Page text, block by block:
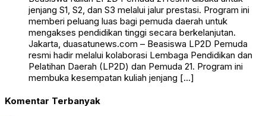
jenjang S1, S2, dan S3 melalui jalur prestasi. Program ini
memberi peluang luas bagi pemuda daerah untuk
mengakses pendidikan tinggi secara berkelanjutan.
Jakarta, duasatunews.com – Beasiswa LP2D Pemuda
resmi hadir melalui kolaborasi Lembaga Pendidikan dan
Pelatihan Daerah (LP2D) dan Pemuda 21. Program ini
membuka kesempatan kuliah jenjang […]
Komentar Terbanyak